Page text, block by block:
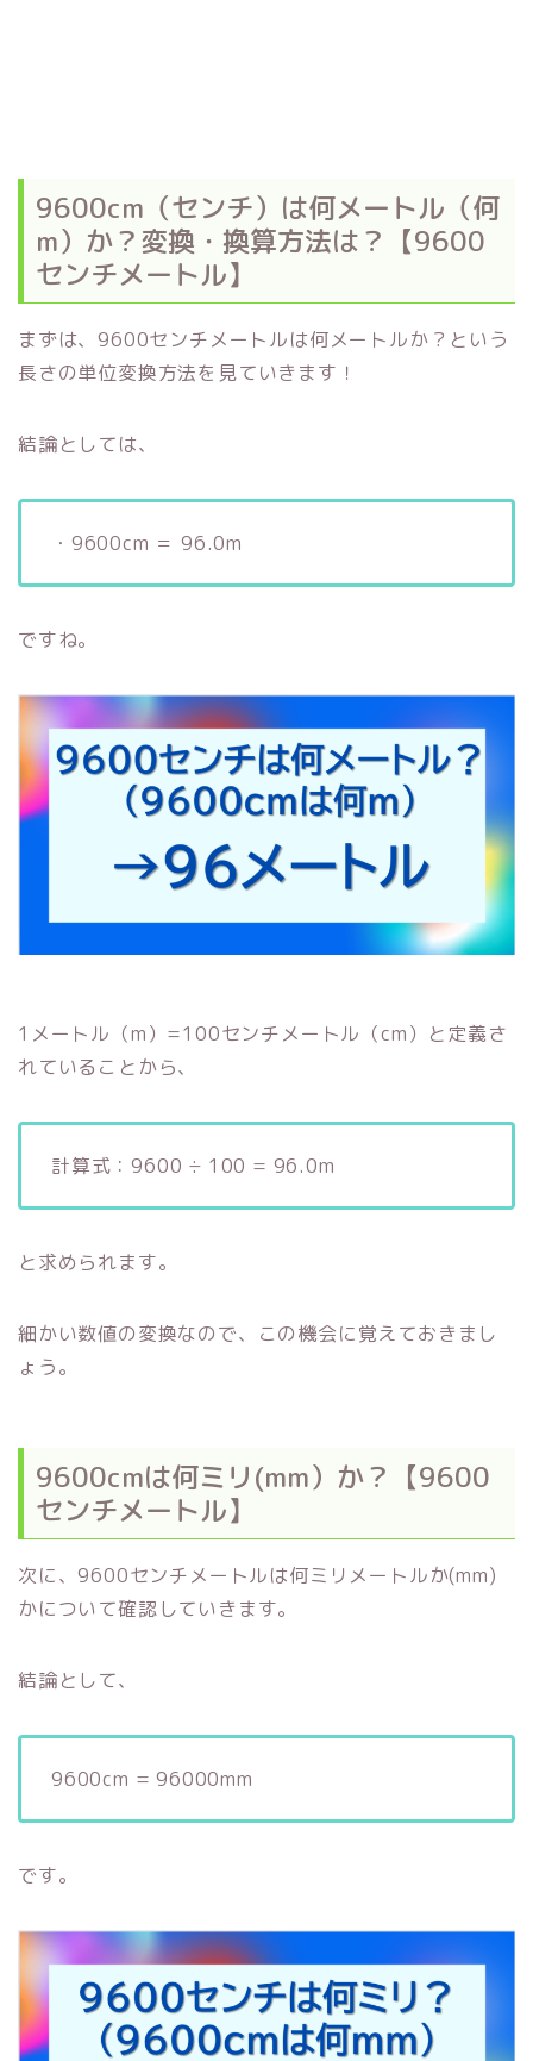
9600cm（センチ）は何メートル（何
m）か？変換・換算方法は？【9600
センチメートル】
まずは、9600センチメートルは何メートルか？という
長さの単位変換方法を見ていきます！
結論としては、
・9600cm ＝ 96.0m
ですね。
1メートル（m）=100センチメートル（cm）と定義さ
れていることから、
計算式：9600 ÷ 100 = 96.0m
と求められます。
細かい数値の変換なので、この機会に覚えておきまし
ょう。
9600cmは何ミリ(mm）か？【9600
センチメートル】
次に、9600センチメートルは何ミリメートルか(mm)
かについて確認していきます。
結論として、
9600cm = 96000mm
です。